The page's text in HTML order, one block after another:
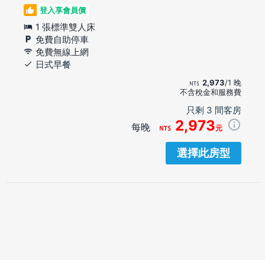
登入享會員價
1 張標準雙人床
免費自助停車
免費無線上網
日式早餐
2,973/1 晚
不含稅金和服務費
只剩 3 間客房
每晚 2,973元
選擇此房型